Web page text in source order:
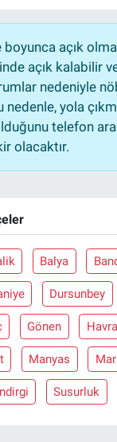
açık
açık kalabilir
nedeniyle
nedenle, yola
telefon
olacaktır.
Balya
Dursunbey
Gönen
Manyas
Susurluk